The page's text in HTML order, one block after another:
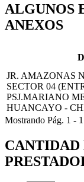
ALGUNOS
ANEXOS
JR. AMAZONAS
SECTOR 04
PSJ.MARIANO
HUANCAYO -
Mostrando Pág. 1 - 1
CANTIDAD